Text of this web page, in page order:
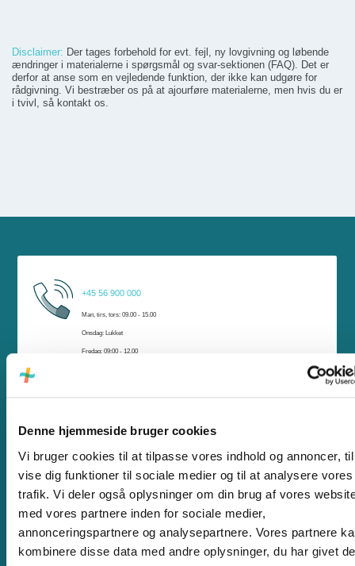
Denne hjemmeside bruger cookies
Vi bruger cookies til at tilpasse vores indhold og annoncer,
vise dig funktioner til sociale medier og til at analysere vores
trafik. Vi deler også oplysninger om din brug af vores
med vores partnere inden for sociale medier,
annonceringspartnere og analysepartnere. Vores partnere
kombinere disse data med andre oplysninger, du har givet
Disclaimer: Der tages forbehold for evt. fejl, ny lovgivning og løbende
ændringer i materialerne i spørgsmål og svar-sektionen (FAQ). Det er
derfor at anse som en vejledende funktion, der ikke kan udgøre for
rådgivning. Vi bestræber os på at ajourføre materialerne, men hvis du er
i tvivl, så kontakt os.
Har du brug for hjælp, er vi klar til at hjælpe dig. Du kan kontakte os på telefon, e-
mail eller komme forbi vores kundeservice i Rønne eller Nexø.
+45 56 900 000
Man, tirs, tors: 09.00 - 15.00
Onsdag: Lukket
Fredag: 09:00 - 12.00